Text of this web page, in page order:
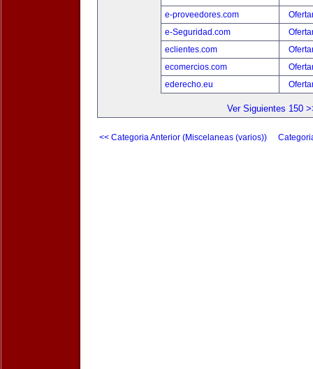
e-proveedores.com
e-Seguridad.com
eclientes.com
ecomercios.com
ederecho.eu
Ver Siguientes 150
<< Categoria Anterior (Miscelaneas (varios))